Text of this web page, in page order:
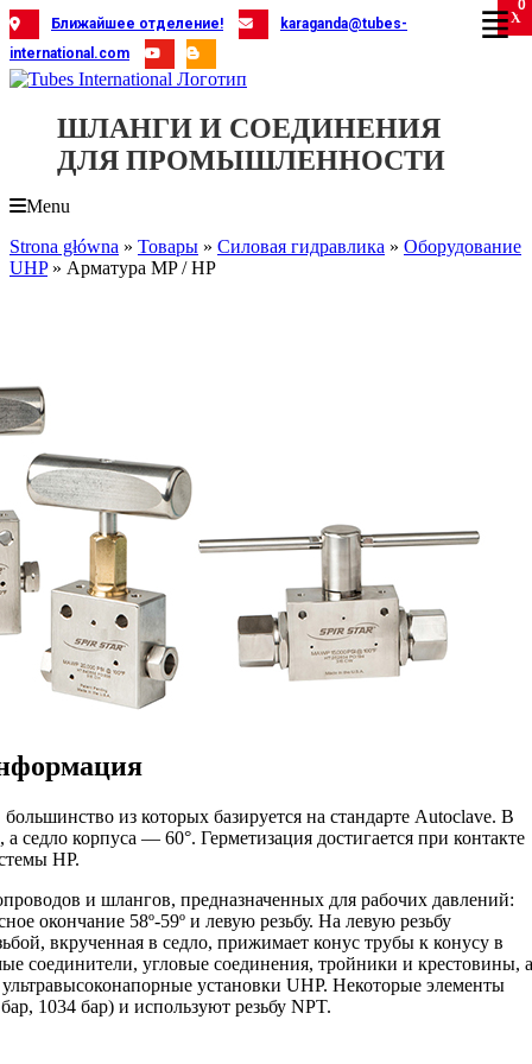
Skip
to
content
Ближайшее отделение!
karaganda@tubes-
international.com
ШЛАНГИ И СОЕДИНЕНИЯ
ДЛЯ ПРОМЫШЛЕННОСТИ
Menu
Strona główna » Товары » Силовая гидравлика » Оборудование
UHP» Арматура MP / HP
из которых базируется на стандарте Autoclave. В
седло корпуса — 60°. Герметизация достигается при контакте
HP.
и шлангов, предназначенных для рабочих давлений:
окончание 58º-59º и левую резьбу. На левую резьбу
вкрученная в седло, прижимает конус трубы к конусу в
соединители, угловые соединения, тройники и крестовины,
установки UHP. Некоторые элементы
1034 бар) и используют резьбу NPT.
0
X
X
X
X
X
X
X
X
X
X
X
X
X
X
X
X
X
X
X